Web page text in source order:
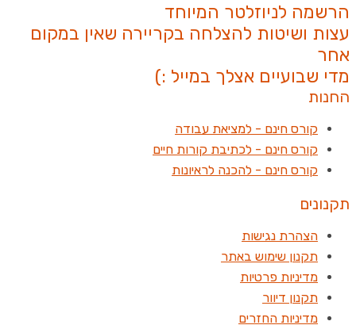
הרשמה לניוזלטר המיוחד
עצות ושיטות להצלחה בקריירה שאין במקום
אחר
מדי שבועיים אצלך במייל :)
החנות
קורס חינם - למציאת עבודה
קורס חינם - לכתיבת קורות חיים
קורס חינם - להכנה לראיונות
תקנונים
הצהרת נגישות
תקנון שימוש באתר
מדיניות פרטיות
תקנון דיוור
מדיניות החזרים